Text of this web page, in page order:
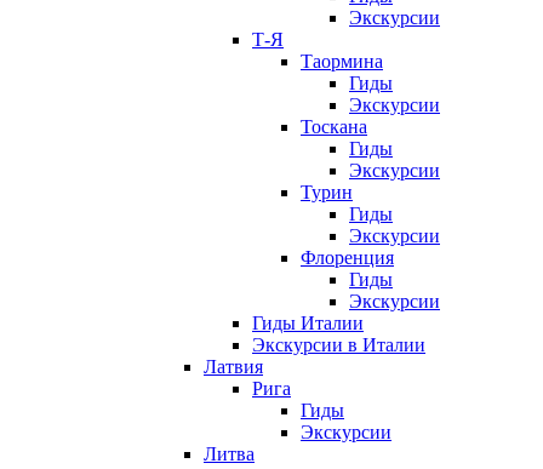
Экскурсии
Т-Я
Таормина
Гиды
Экскурсии
Тоскана
Гиды
Экскурсии
Турин
Гиды
Экскурсии
Флоренция
Гиды
Экскурсии
Гиды Италии
Экскурсии в Италии
Латвия
Рига
Гиды
Экскурсии
Литва